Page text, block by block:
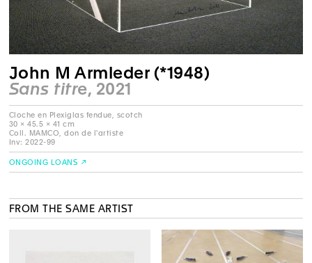
John M Armleder (*1948)
Sans titre, 2021
Cloche en Plexiglas fendue, scotch
30 × 45.5 × 41 cm
Coll. MAMCO, don de l'artiste
Inv: 2022-99
ONGOING LOANS
FROM THE SAME ARTIST